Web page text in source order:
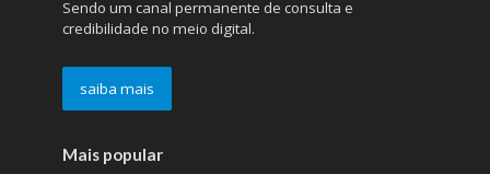
Sendo um canal permanente de consulta e
credibilidade no meio digital.
saiba mais
Mais popular